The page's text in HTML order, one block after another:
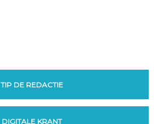
TIP DE REDACTIE
DIGITALE KRANT